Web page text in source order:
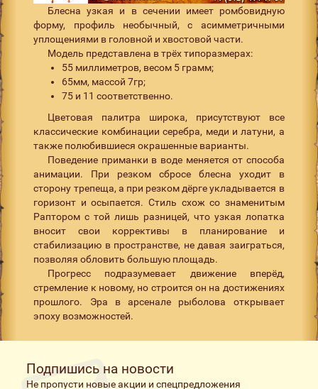
Блесна узкая и в сечении имеет ромбовидную
форму, профиль необычный, с асимметричными
уплощениями в головной и хвостовой части.
Модель представлена в трёх типоразмерах:
55 миллиметров, весом 5 грамм;
65мм, массой 7гр;
75 и 11 соответственно.
Цветовая палитра широка, присутствуют все
классические комбинации серебра, меди и латуни, а
также полюбившиеся окрашенные варианты.
Поведение приманки в воде меняется от способа
анимации. При резком сбросе блесна уходит в
сторону трепеща, а при резком дёрге укладывается в
горизонт и осыпается. Стиль схож со знаменитым
Раптором с той лишь разницей, что узкая лопатка
вносит свои коррективы в планирование и
стабилизацию в пространстве, не давая заиграться,
позволяя обловить большую площадь.
Прогресс подразумевает движение вперёд,
стремление к новому, но строится он на достижениях
прошлого. Эра в арсенале рыболова открывает
эпоху возможностей.
Подпишись на новости
Не пропусти новые акции и спецпредложения